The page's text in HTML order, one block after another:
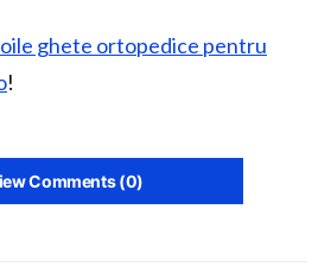
ghete ortopedice pentru
!
Comments (0)